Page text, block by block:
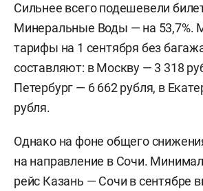
Сильнее всего подешевели
Минеральные Воды — на 53,7%.
тарифы на 1 сентября без
составляют: в Москву — 3 318
Петербург — 6 662 рубля, в
рубля.
Однако на фоне общего
на направление в Сочи.
рейс Казань — Сочи в сентябре